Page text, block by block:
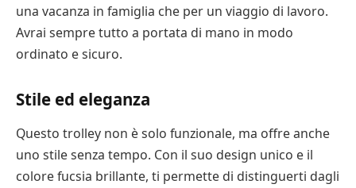
una vacanza in famiglia che per un viaggio di lavoro.
Avrai sempre tutto a portata di mano in modo
ordinato e sicuro.
Stile ed eleganza
Questo trolley non è solo funzionale, ma offre anche
uno stile senza tempo. Con il suo design unico e il
colore fucsia brillante, ti permette di distinguerti dagli